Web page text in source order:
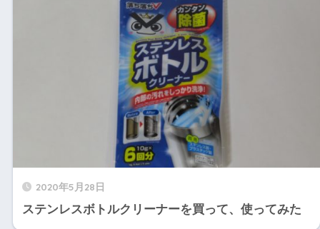
2020年5月28日
ステンレスボトルクリーナーを買って、使ってみた